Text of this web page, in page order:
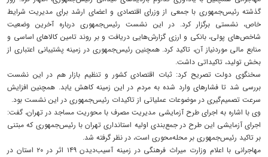
گذشته رئیس‌جمهوری با جمعی از وزرای اقتصادی و اعضای ارشد برای مدیریت شرایط
خاص، نشستی برگزار کرد. در این نشست رئیس‌جمهوری درباره آخرین وضعیت
شاخص‌های پولی، بانکی و ارزی گزارش‌هایی دریافت و بر روند تامین کالاهای اساسی و
منابع مالی موردنیاز آن، تاکید کرد. همچنین رئیس‌جمهوری در زمینه پشتیبانی اعتباری از
بخش تولید، تاکیداتی داشت.
سخنگوی دولت تصریح کرد: ثبات اقتصادی کشور و تنظیم بازار هم در این نشست
بررسی شد تا فشارهای وارد شده به مردم در این زمینه کاهش یابد. همچنین افزایش
سرعت تصمیم‌گیری در موضوعات عملیاتی از تاکیدات رئیس‌جمهوری در این نشست بود.
وی با اشاره به اجرای طرح آزمایشی مدیریت مصرف با محوریت مساجد در تهران، گفت:
اجرای آزمایشی این طرح در جمع‌بندی اولیه استانداری تهران با رئیس‌جمهوری که مبتنی
بر تاکید رئیس‌جمهوری بر محله‌محوری است، در نظر گرفته شد.
مهاجرانی با اعلام وزارت میراث فرهنگی در زمینه آسیب‌دیدن ۱۴۹ اثر در ۲۰ استان در